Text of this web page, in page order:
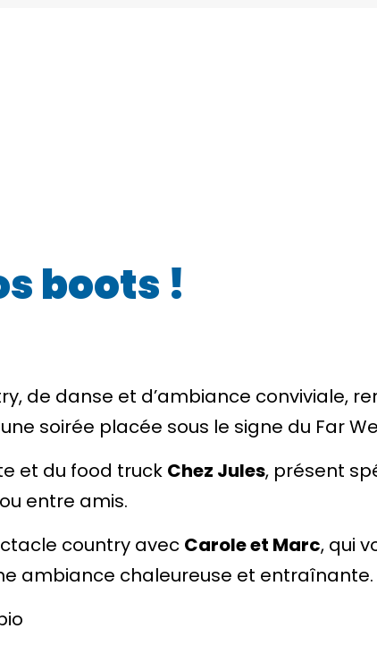
boots !
de danse et d’ambiance conviviale,
soirée placée sous le signe du Far
et du food truck Chez Jules, présent
entre amis.
country avec Carole et Marc, qui
ambiance chaleureuse et entraînante.